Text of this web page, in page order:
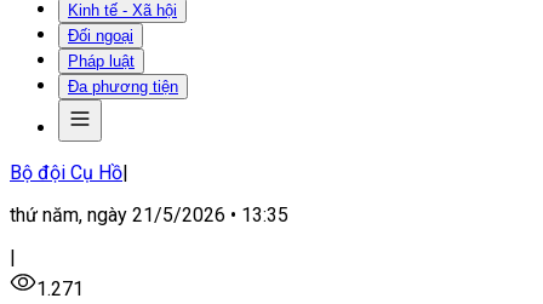
Kinh tế - Xã hội
Đối ngoại
Pháp luật
Đa phương tiện
Bộ đội Cụ Hồ|
thứ năm, ngày 21/5/2026 • 13:35
|
1.271